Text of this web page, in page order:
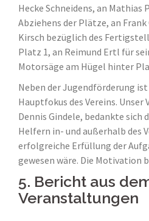
Hecke Schneidens, an Mathias
Abziehens der Plätze, an
Kirsch bezüglich des
Platz 1, an Reimund Ertl für
Motorsäge am Hügel hinter
Neben der Jugendförderung
Hauptfokus des Vereins.
Dennis Gindele, bedankte sich
Helfern in- und außerhalb des
erfolgreiche Erfüllung der
gewesen wäre. Die Motivation
5. Bericht aus
Veranstaltungen